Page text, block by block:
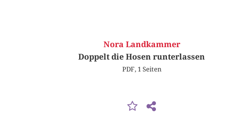
Nora Landkammer
Doppelt die Hosen runterlassen
PDF, 1 Seiten